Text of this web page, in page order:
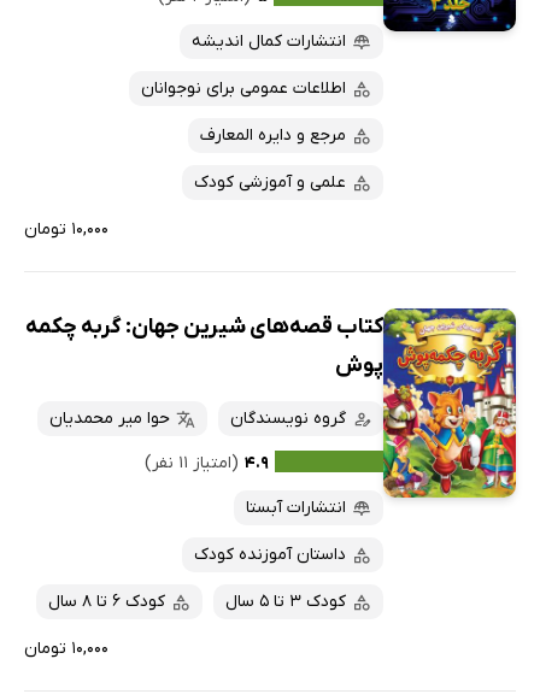
انتشارات کمال اندیشه
اطلاعات عمومی برای نوجوانان
مرجع و دایره المعارف
علمی و آموزشی کودک
۱۰,۰۰۰ تومان
کتاب قصه‌های شیرین جهان: گربه چکمه
پوش
گروه نویسندگان
حوا میر محمدیان
۴.۹ (امتیاز ۱۱ نفر)
انتشارات آبستا
داستان آموزنده کودک
کودک 3 تا 5 سال کودک 6 تا 8 سال
۱۰,۰۰۰ تومان